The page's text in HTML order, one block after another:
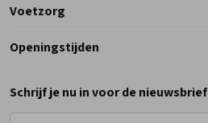
Telefoon
Voetzorg
Openingstijden
Dinsdag
Schrijf je nu in voor de nieuwsbrief